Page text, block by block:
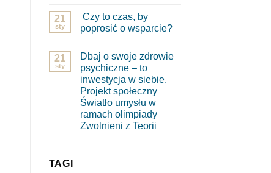
do
Wzięłam
dwie
–
Linkedin
Local
Szczecin
#3
21
sty
Czy to czas, by
poprosić o wsparcie?
do
to
czas,
by
poprosić
o
wsparcie?
21
sty
Dbaj o swoje zdrowie
psychiczne – to
inwestycja w siebie.
Projekt społeczny
Światło umysłu w
ramach olimpiady
Zwolnieni z Teorii
TAGI